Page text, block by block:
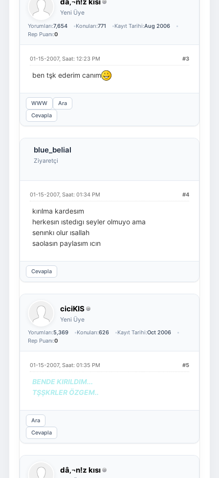
Yeni Üye
Yorumları:7,654 Konuları:771 Kayıt Tarihi:Aug 2006
Rep Puanı:0
#3
01-15-2007, Saat: 12:23 PM
ben tşk ederim canım
WWW
Ara
Cevapla
blue_belial
Ziyaretçi
#4
01-15-2007, Saat: 01:34 PM
kırılma kardesım
herkesın ıstedıgı seyler olmuyo ama
senınkı olur ısallah
saolasın paylasım ıcın
Cevapla
ciciKIS
Yeni Üye
Yorumları:5,369 Konuları:626 Kayıt Tarihi:Oct 2006
Rep Puanı:0
#5
01-15-2007, Saat: 01:35 PM
BENDE KIRILDIM...
TŞŞKRLER ÖZGEM..
Ara
Cevapla
dâ‚¬n!z kısı